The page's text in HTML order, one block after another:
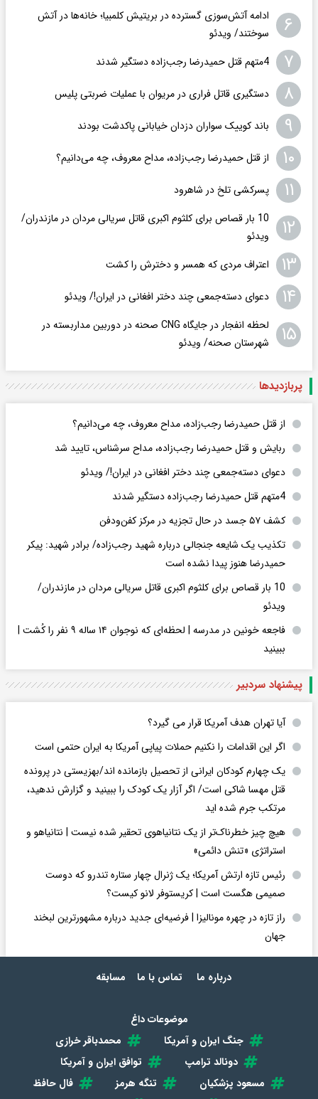
۶
ادامه آتش‌سوزی گسترده در بریتیش کلمبیا؛ خانه‌ها در آتش
سوختند/ ویدئو
۷ 4متهم قتل حمیدرضا رجب‌زاده دستگیر شدند
۸ دستگیری قاتل فراری در مریوان با عملیات ضربتی پلیس
۹ باند کوییک سواران دزدان خیابانی پاکدشت بودند
۱۰ از قتل حمیدرضا رجب‌زاده، مداح معروف، چه می‌دانیم؟
۱۱ پسرکشی تلخ در شاهرود
۱۲
10 بار قصاص برای کلثوم اکبری قاتل سریالی مردان در مازندران/
ویدئو
۱۳ اعتراف مردی که همسر و دخترش را کشت
۱۴ دعوای دسته‌جمعی چند دختر افغانی در ایران!/ ویدئو
۱۵
لحظه انفجار در جایگاه CNG صحنه در دوربین مداربسته در
شهرستان صحنه/ ویدئو
پربازدید‌ها
از قتل حمیدرضا رجب‌زاده، مداح معروف، چه می‌دانیم؟
ربایش و قتل حمیدرضا رجب‌زاده، مداح سرشناس، تایید شد
دعوای دسته‌جمعی چند دختر افغانی در ایران!/ ویدئو
4متهم قتل حمیدرضا رجب‌زاده دستگیر شدند
کشف ۵۷ جسد در حال تجزیه در مرکز کفن‌ودفن
تکذیب یک شایعه جنجالی درباره شهید رجب‌زاده/ برادر شهید: پیکر
حمیدرضا هنوز پیدا نشده است
10 بار قصاص برای کلثوم اکبری قاتل سریالی مردان در مازندران/
ویدئو
فاجعه خونین در مدرسه | لحظه‌ای که نوجوان ۱۴ ساله ۹ نفر را کُشت |
ببینید
پیشنهاد سردبیر
آیا تهران هدف آمریکا قرار می گیرد؟
اگر این اقدامات را نکنیم حملات پیاپی آمریکا به ایران حتمی است
یک چهارم کودکان ایرانی از تحصیل بازمانده اند/بهزیستی در پرونده
قتل مهسا شاکی است/ اگر آزار یک کودک را ببینید و گزارش ندهید،
مرتکب جرم شده اید
هیچ چیز خطرناک‌تر از یک نتانیاهوی تحقیر شده نیست | نتانیاهو و
استراتژی «تنش دائمی»
رئیس تازه ارتش آمریکا؛ یک ژنرال چهار ستاره تندرو که دوست
صمیمی هگست است | کریستوفر لانو کیست؟
راز تازه در چهره مونالیزا | فرضیه‌ای جدید درباره مشهورترین لبخند
جهان
درباره ما تماس با ما مسابقه
موضوعات داغ
جنگ ایران و آمریکا
محمدباقر خرازی
دونالد ترامپ
توافق ایران و آمریکا
مسعود پزشکیان
تنگه هرمز
فال حافظ